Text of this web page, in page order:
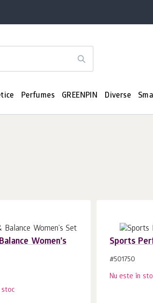
Perfumes GREENPIN Diverse
Women’s
stoc
Sports
#501750
Nu este în